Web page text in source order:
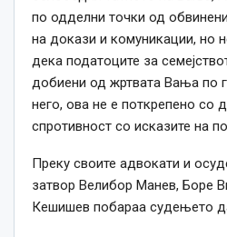
по одделни точки од
на докази и комуникации, но
дека податоците за
добиени од жртвата Вања по
него, ова не е поткрепено со
спротивност со исказите на
Преку своите адвокати и
затвор Велибор Манев, Боре
Кешишев побараа судењето